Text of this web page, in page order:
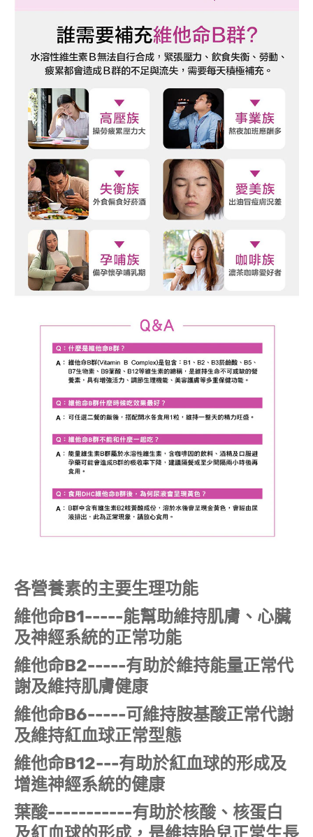
各營養素的主要生理功能
維他命B1-----能幫助維持肌膚、心臟
及神經系統的正常功能
維他命B2-----有助於維持能量正常代
謝及維持肌膚健康
維他命B6-----可維持胺基酸正常代謝
及維持紅血球正常型態
維他命B12---有助於紅血球的形成及
增進神經系統的健康
葉酸-----------有助於核酸、核蛋白